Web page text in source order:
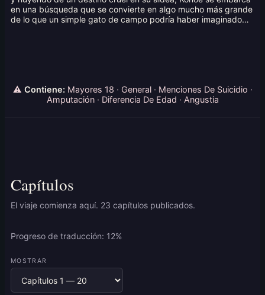
en una búsqueda que se convierte en algo mucho más grande
de lo que un simple gato de campo podría haber imaginado…
⚠ Contiene: Mayores 18 · General · Menciones De Suicidio ·
Amputación · Diferencia De Edad · Angustia
Capítulos
El viaje comienza aquí. 23 capítulos publicados.
Progreso de traducción: 12%
MOSTRAR